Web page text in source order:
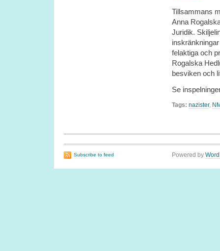
Tillsammans
Anna
Juridik.
felaktiga och
Rogalska
besviken och
Se
Tags: nazister,
Subscribe to feed Powered by